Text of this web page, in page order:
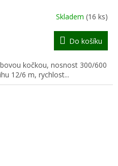
R
M
A
Skladem (16 ks)
Do košíku
kočkou, nosnost 300/600
12/6 m, rychlost...